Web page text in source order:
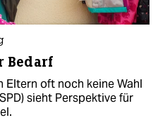
Bedarf
Eltern oft noch keine Wahl
sieht Perspektive für